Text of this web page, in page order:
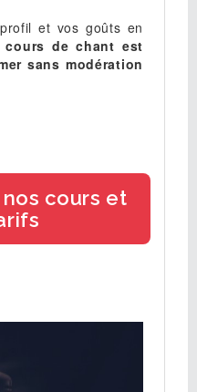
et vos goûts en
cours de chant est
sans modération
nos cours et